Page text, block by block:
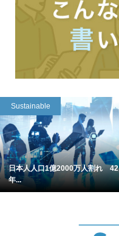
Sustainable
日本人人口1億2000万人割れ 42
年...